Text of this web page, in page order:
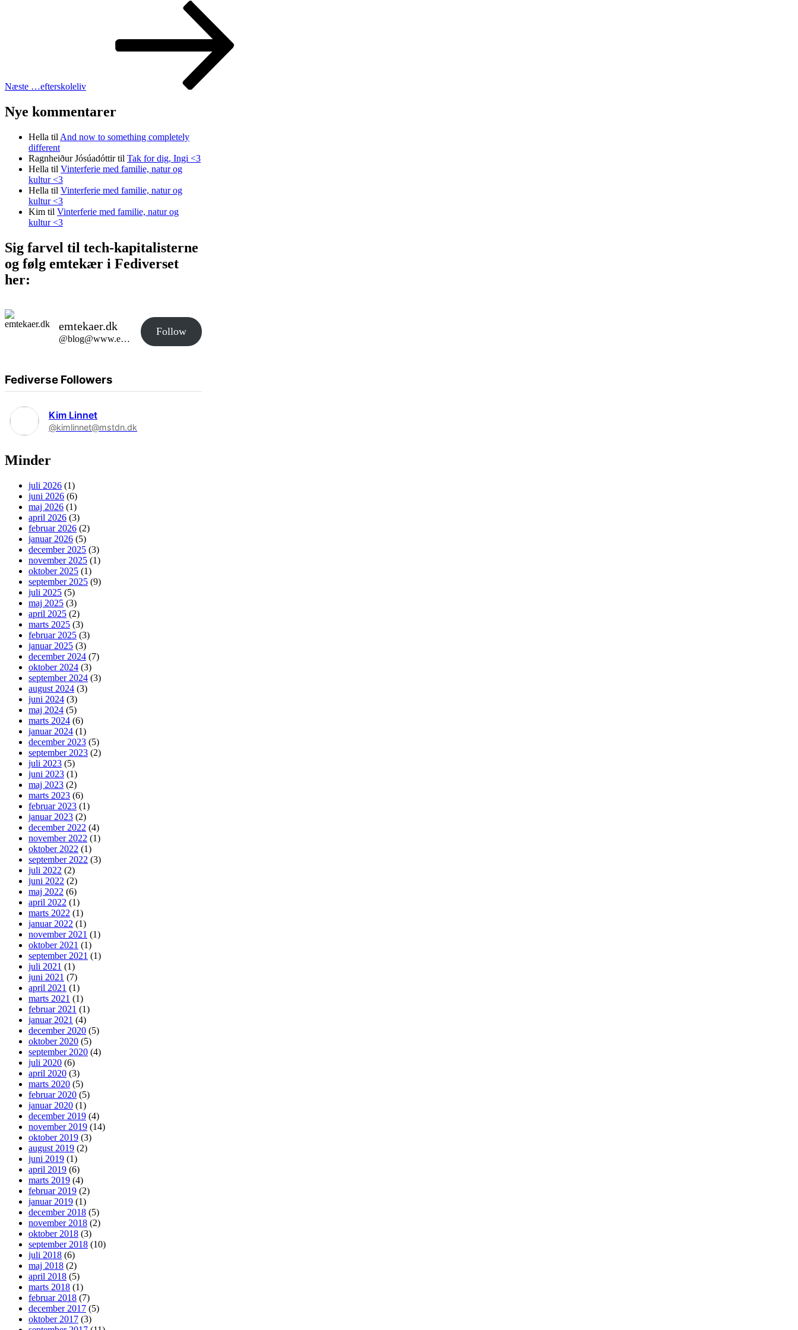
Næste …efterskoleliv
Nye kommentarer
Hella til And now to something completely
different
Ragnheiður Jósúadóttirtil Tak for dig, Ingi <3
Hella til Vinterferie med familie, natur og
kultur <3
Hella til Vinterferie med familie, natur og
kultur <3
Kim til Vinterferie med familie, natur og
kultur <3
Sig farvel til tech-kapitalisterne
og følg emtekær i Fediverset
her:
emtekaer.dk
@blog@www.emtekaer.dk
Follow
Fediverse Followers
Kim Linnet
@kimlinnet@mstdn.dk
Minder
juli 2026 (1)
juni 2026 (6)
maj 2026 (1)
april 2026 (3)
februar 2026 (2)
januar 2026 (5)
december 2025 (3)
november 2025 (1)
oktober 2025 (1)
september 2025 (9)
juli 2025 (5)
maj 2025 (3)
april 2025 (2)
marts 2025 (3)
februar 2025 (3)
januar 2025 (3)
december 2024 (7)
oktober 2024 (3)
september 2024 (3)
august 2024 (3)
juni 2024 (3)
maj 2024 (5)
marts 2024 (6)
januar 2024 (1)
december 2023 (5)
september 2023 (2)
juli 2023 (5)
juni 2023 (1)
maj 2023 (2)
marts 2023 (6)
februar 2023 (1)
januar 2023 (2)
december 2022 (4)
november 2022 (1)
oktober 2022 (1)
september 2022 (3)
juli 2022 (2)
juni 2022 (2)
maj 2022 (6)
april 2022 (1)
marts 2022 (1)
januar 2022 (1)
november 2021 (1)
oktober 2021 (1)
september 2021 (1)
juli 2021 (1)
juni 2021 (7)
april 2021 (1)
marts 2021 (1)
februar 2021 (1)
januar 2021 (4)
december 2020 (5)
oktober 2020 (5)
september 2020 (4)
juli 2020 (6)
april 2020 (3)
marts 2020 (5)
februar 2020 (5)
januar 2020 (1)
december 2019 (4)
november 2019 (14)
oktober 2019 (3)
august 2019 (2)
juni 2019 (1)
april 2019 (6)
marts 2019 (4)
februar 2019 (2)
januar 2019 (1)
december 2018 (5)
november 2018 (2)
oktober 2018 (3)
september 2018 (10)
juli 2018 (6)
maj 2018 (2)
april 2018 (5)
marts 2018 (1)
februar 2018 (7)
december 2017 (5)
oktober 2017 (3)